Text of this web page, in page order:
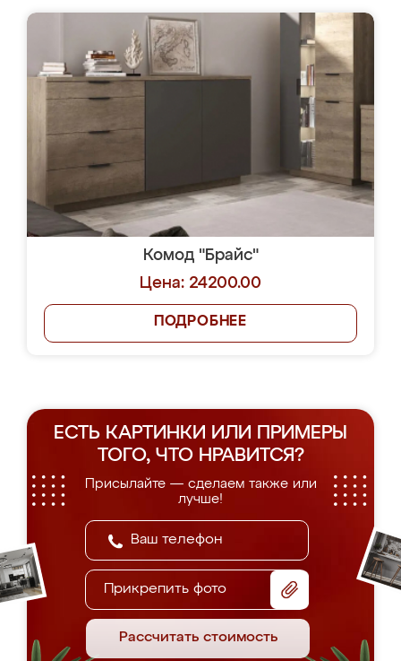
Комод "Брайс"
Цена: 24200.00
ПОДРОБНЕЕ
ЕСТЬ КАРТИНКИ ИЛИ ПРИМЕРЫ
ТОГО, ЧТО НРАВИТСЯ?
Присылайте — сделаем также или
лучше!
Прикрепить фото
Рассчитать стоимость